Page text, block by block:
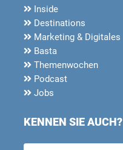
Inside
Destinations
Marketing & Digitales
Basta
Themenwochen
Podcast
Jobs
KENNEN SIE AUCH?